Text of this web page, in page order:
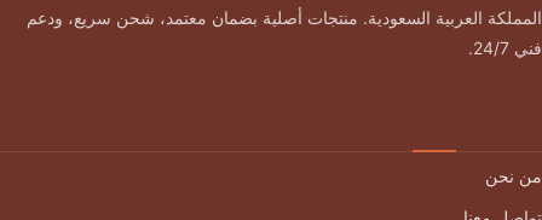
المملكة العربية السعودية. منتجات أصلية بضمان معتمد، شحن سريع، ودعم
فني 24/7.
من نحن